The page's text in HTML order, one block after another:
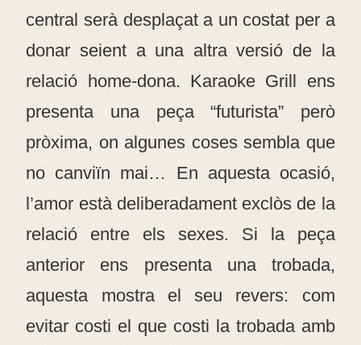
central serà desplaçat a un costat per a
donar seient a una altra versió de la
relació home-dona. Karaoke Grill ens
presenta una peça “futurista” però
pròxima, on algunes coses sembla que
no canviïn mai… En aquesta ocasió,
l’amor està deliberadament exclòs de la
relació entre els sexes. Si la peça
anterior ens presenta una trobada,
aquesta mostra el seu revers: com
evitar costi el que costi la trobada amb